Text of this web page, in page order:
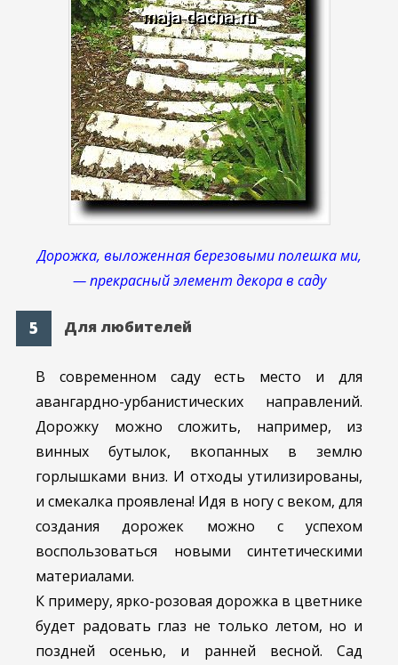
Дорожка, выложенная березовыми полешка ми,
— прекрасный элемент декора в саду
Для любителей
В современном саду есть место и для
авангардно-урбанистических направлений.
Дорожку можно сложить, например, из
винных бутылок, вкопанных в землю
горлышками вниз. И отходы утилизированы,
и смекалка проявлена! Идя в ногу с веком, для
создания дорожек можно с успехом
воспользоваться новыми синтетическими
материалами.
К примеру, ярко-розовая дорожка в цветнике
будет радовать глаз не только летом, но и
поздней осенью, и ранней весной. Сад